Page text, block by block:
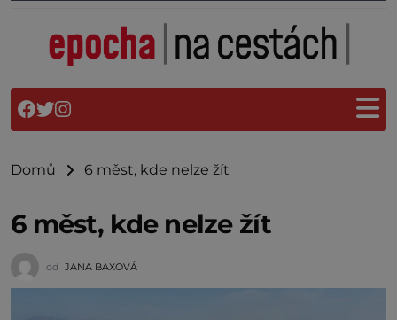
Domů 6 měst, kde nelze žít
6 měst, kde nelze žít
od JANA BAXOVÁ